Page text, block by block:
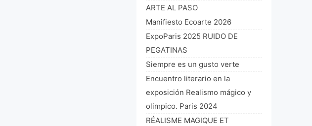
ARTE AL PASO
Manifiesto Ecoarte 2026
ExpoParis 2025 RUIDO DE
PEGATINAS
Siempre es un gusto verte
Encuentro literario en la
exposición Realismo mágico y
olimpico. Paris 2024
RÉALISME MAGIQUE ET